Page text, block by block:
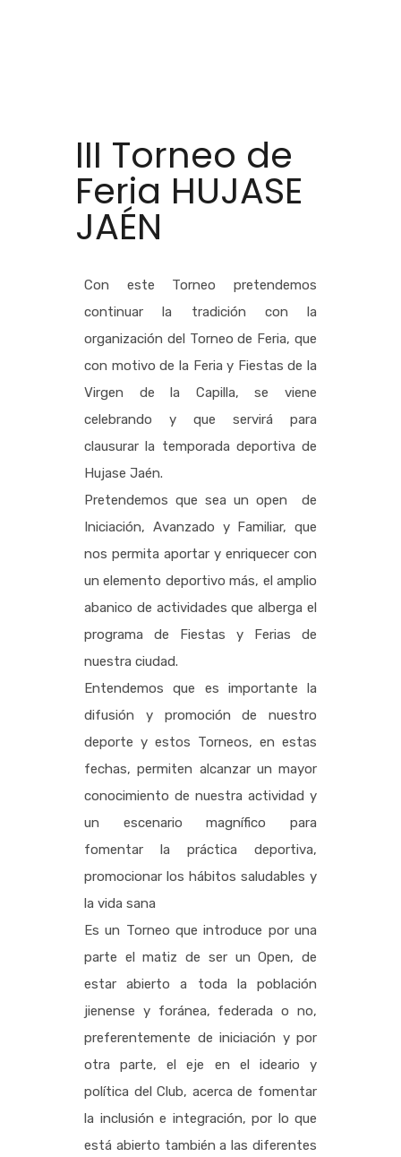
III Torneo de
Feria HUJASE
JAÉN
Con este Torneo pretendemos
continuar la tradición con la
organización del Torneo de Feria, que
con motivo de la Feria y Fiestas de la
Virgen de la Capilla, se viene
celebrando y que servirá para
clausurar la temporada deportiva de
Hujase Jaén.
Pretendemos que sea un open de
Iniciación, Avanzado y Familiar, que
nos permita aportar y enriquecer con
un elemento deportivo más, el amplio
abanico de actividades que alberga el
programa de Fiestas y Ferias de
nuestra ciudad.
Entendemos que es importante la
difusión y promoción de nuestro
deporte y estos Torneos, en estas
fechas, permiten alcanzar un mayor
conocimiento de nuestra actividad y
un escenario magnífico para
fomentar la práctica deportiva,
promocionar los hábitos saludables y
la vida sana
Es un Torneo que introduce por una
parte el matiz de ser un Open, de
estar abierto a toda la población
jienense y foránea, federada o no,
preferentemente de iniciación y por
otra parte, el eje en el ideario y
política del Club, acerca de fomentar
la inclusión e integración, por lo que
está abierto también a las diferentes